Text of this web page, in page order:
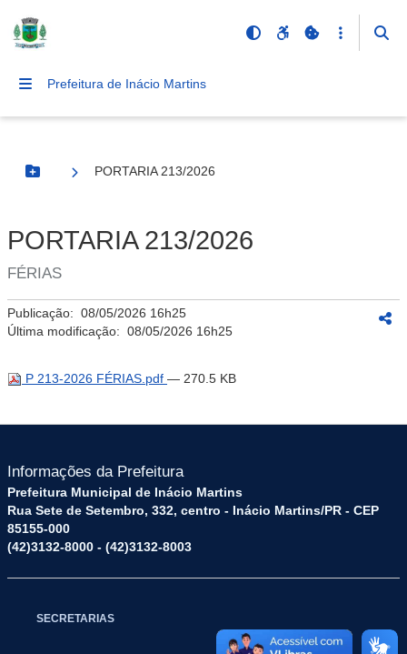
Prefeitura de Inácio Martins
Botão Menu
PORTARIA 213/2026
PORTARIA 213/2026
FÉRIAS
Publicação: 08/05/2026 16h25
Última modificação: 08/05/2026 16h25
P 213-2026 FÉRIAS.pdf — 270.5 KB
Informações da Prefeitura
Prefeitura Municipal de Inácio Martins
Rua Sete de Setembro, 332, centro - Inácio Martins/PR - CEP
85155-000
(42)3132-8000 - (42)3132-8003
SECRETARIAS